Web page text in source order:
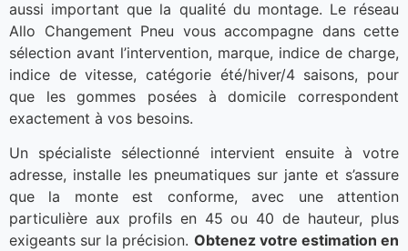
aussi important que la qualité du montage. Le réseau
Allo Changement Pneu vous accompagne dans cette
sélection avant l’intervention, marque, indice de charge,
indice de vitesse, catégorie été/hiver/4 saisons, pour
que les gommes posées à domicile correspondent
exactement à vos besoins.
Un spécialiste sélectionné intervient ensuite à votre
adresse, installe les pneumatiques sur jante et s’assure
que la monte est conforme, avec une attention
particulière aux profils en 45 ou 40 de hauteur, plus
exigeants sur la précision. Obtenez votre estimation en